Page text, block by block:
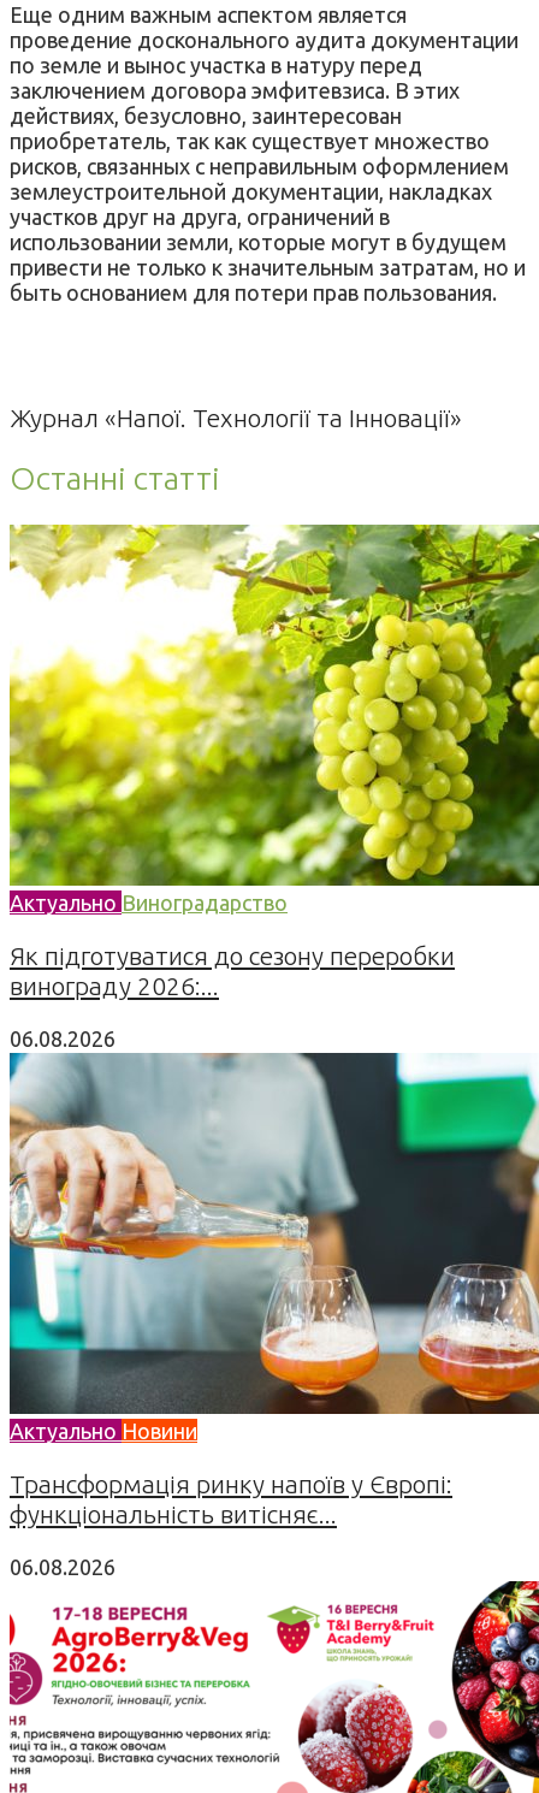
Еще одним важным аспектом является
проведение досконального аудита документации
по земле и вынос участка в натуру перед
заключением договора эмфитевзиса. В этих
действиях, безусловно, заинтересован
приобретатель, так как существует множество
рисков, связанных с неправильным оформлением
землеустроительной документации, накладках
участков друг на друга, ограничений в
использовании земли, которые могут в будущем
привести не только к значительным затратам, но и
быть основанием для потери прав пользования.
Журнал «Напої. Технології та Інновації»
Останні статті
Актуально Виноградарство
Як підготуватися до сезону переробки
винограду 2026:...
06.08.2026
Актуально Новини
Трансформація ринку напоїв у Європі:
функціональність витісняє...
06.08.2026